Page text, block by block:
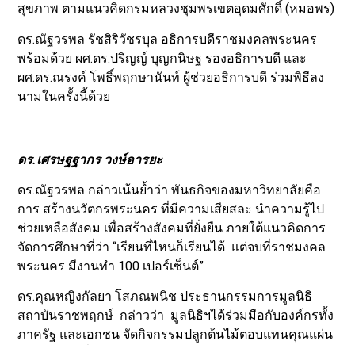
สุขภาพ ตามแนวคิดกรมหลวงชุมพรเขตอุดมศักดิ์ (หมอพร)
ดร.ณัฐวรพล รัชสิริวัชรบุล อธิการบดีราชมงคลพระนคร
พร้อมด้วย ผศ.ดร.ปริญญ์ บุญกนิษฐ รองอธิการบดี และ
ผศ.ดร.ณรงค์ โพธิ์พฤกษานันท์ ผู้ช่วยอธิการบดี ร่วมพิธีลง
นามในครั้งนี้ด้วย
ดร.เศรษฐฐากร วงษ์อารยะ
ดร.ณัฐวรพล กล่าวเน้นย้ำว่า พันธกิจของมหาวิทยาลัยคือ
การ สร้างนวัตกรพระนคร ที่มีความเสียสละ นำความรู้ไป
ช่วยเหลือสังคม เพื่อสร้างสังคมที่ยั่งยืน ภายใต้แนวคิดการ
จัดการศึกษาที่ว่า “เรียนที่ไหนก็เรียนได้ แต่จบที่ราชมงคล
พระนคร มีงานทำ 100 เปอร์เซ็นต์”
ดร.คุณหญิงกัลยา โสภณพนิช ประธานกรรมการมูลนิธิ
สถาบันราชพฤกษ์ กล่าวว่า มูลนิธิฯได้ร่วมมือกับองค์กรทั้ง
ภาครัฐ และเอกชน จัดกิจกรรมปลูกต้นไม้ตอบแทนคุณแผ่น